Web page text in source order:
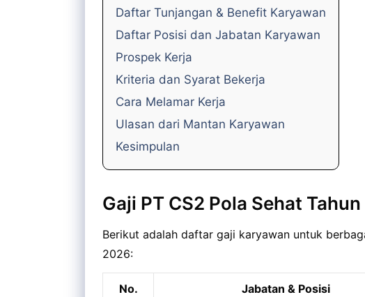
Daftar Tunjangan & Benefit Karyawan
Daftar Posisi dan Jabatan Karyawan
Prospek Kerja
Kriteria dan Syarat Bekerja
Cara Melamar Kerja
Ulasan dari Mantan Karyawan
Kesimpulan
Gaji PT CS2 Pola Sehat
Berikut adalah daftar gaji karyawan untuk
2026:
No. Jabatan & Posisi